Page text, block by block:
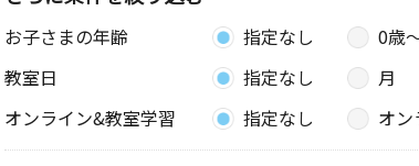
お子さまの年齢 指定なし 0歳
教室日
指定なし 月
オンライン&教室学習
指定なし オ